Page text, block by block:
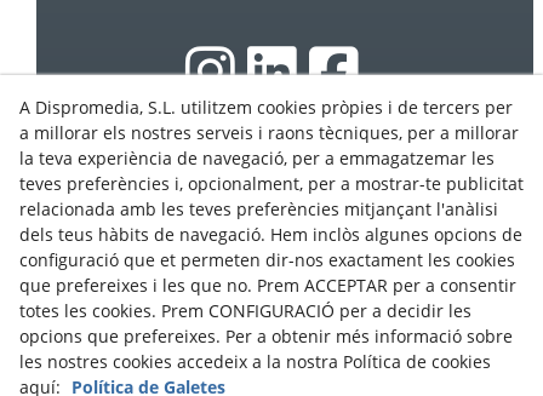
© 08/2026 Ebasnet - Dispromedia, SL - Tots els drets
reservats.
Condicions d'Ús
Avís Legal
Política de privacitat
Cookies
Programa Partners
A Dispromedia, S.L. utilitzem cookies pròpies i de tercers per
a millorar els nostres serveis i raons tècniques, per a millorar
la teva experiència de navegació, per a emmagatzemar les
teves preferències i, opcionalment, per a mostrar-te publicitat
relacionada amb les teves preferències mitjançant l'anàlisi
dels teus hàbits de navegació. Hem inclòs algunes opcions de
configuració que et permeten dir-nos exactament les cookies
que prefereixes i les que no. Prem ACCEPTAR per a consentir
totes les cookies. Prem CONFIGURACIÓ per a decidir les
opcions que prefereixes. Per a obtenir més informació sobre
les nostres cookies accedeix a la nostra Política de cookies
aquí: Política de Galetes